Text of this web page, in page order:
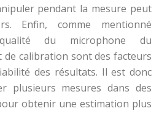
pendant la mesure peut
Enfin, comme mentionné
du microphone du
calibration sont des facteurs
des résultats. Il est donc
plusieurs mesures dans des
obtenir une estimation plus